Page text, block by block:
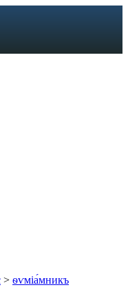
> ѳѵміа́мникъ